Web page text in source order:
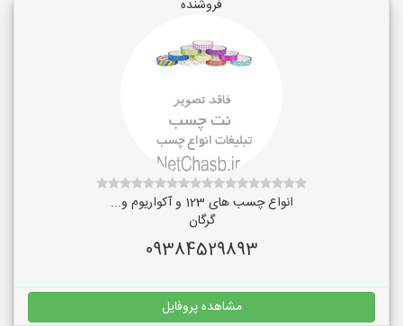
فروشنده
انواع چسب های 123 و آکواریوم و...
گرگان
09384529893
مشاهده پروفایل